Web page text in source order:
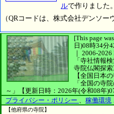
ルで作りました。
（QRコードは、株式会社デンソー
[This page
日)08時34分
｜ 2006-2026
「寺社情報
寺院仏閣探索
【全国日本
「全国の寺
～」
【更新日時：2026年(令和08年
プライバシー・ポリシー 、 稼働環境
【他府県の寺院】